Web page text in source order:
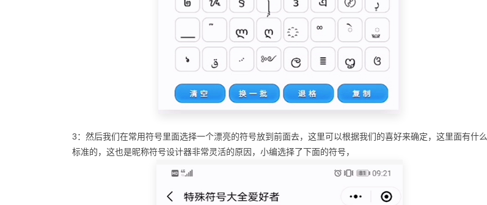
3：然后我们在常用符号里面选择一个漂亮的符号放到前面去，这里可以根据我们的喜好来确定，这里面有什么
标准的，这也是昵称符号设计器非常灵活的原因，小编选择了下面的符号，